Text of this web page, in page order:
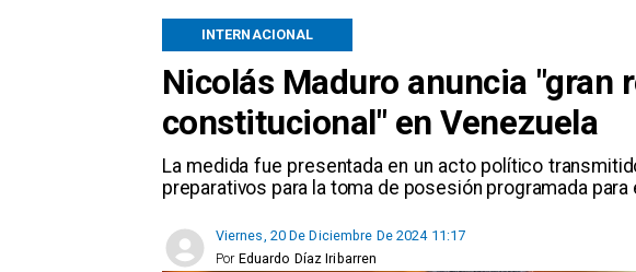
Nicolás Maduro anuncia "gran
constitucional" en Venezuela
La medida fue presentada en un acto político
preparativos para la toma de posesión programada para
INTERNACIONAL
Viernes, 20 De Diciembre De 2024 11:17
Eduardo Díaz Iribarren
Por